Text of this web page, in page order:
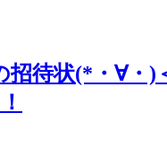
待状(*・∀・